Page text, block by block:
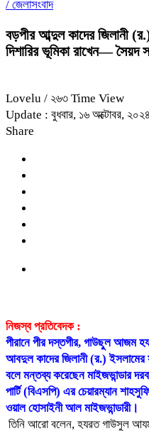
/ জেলাসংবাদ
বড়পীর আব্দুল কাদের জিলানী
দিশারির ভূমিকা রাখেন—
Lovelu / ২৬৩ Time View
Update : বুধবার, ১৬ অক্টোবর, ২০২৪
Share
নিজস্ব প্রতিবেদক :
পীরানে পীর দস্তগীর, গাউছুল আজম
আবদুল কাদের জিলানী (র.) ইসলামের
বলে মন্তব্য করেছেন মাইজভান্ডার
পার্টি (বিএসপি) এর চেয়ারম্যান
ওয়াল হোসাইনী আল মাইজভান্ডারী।
তিনি আরো বলেন, হযরত গাউসুল